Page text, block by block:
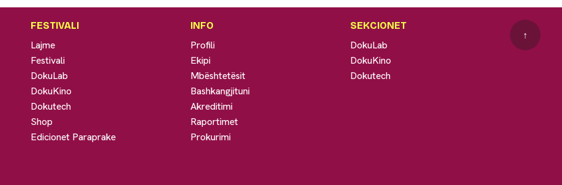
FESTIVALI
Lajme
Festivali
DokuLab
DokuKino
Dokutech
Shop
Edicionet Paraprake
INFO
Profili
Ekipi
Mbështetësit
Bashkangjituni
Akreditimi
Raportimet
Prokurimi
SEKCIONET
DokuLab
DokuKino
Dokutech
↑